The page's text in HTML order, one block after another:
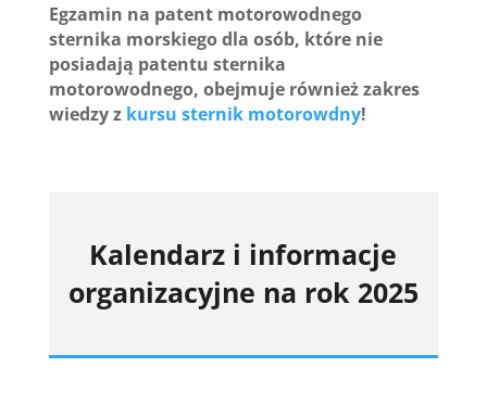
Egzamin na patent motorowodnego
sternika morskiego dla osób, które nie
posiadają patentu sternika
motorowodnego, obejmuje również zakres
wiedzy z kursu sternik motorowdny!
Kalendarz i informacje
organizacyjne na rok 2025